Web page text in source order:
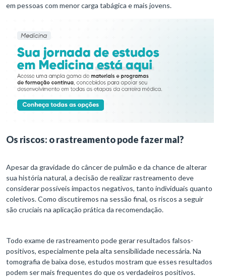
em pessoas com menor carga tabágica e mais jovens.
Os riscos: o rastreamento pode fazer mal?
Apesar da gravidade do câncer de pulmão e da chance de alterar
sua história natural, a decisão de realizar rastreamento deve
considerar possíveis impactos negativos, tanto individuais quanto
coletivos. Como discutiremos na sessão final, os riscos a seguir
são cruciais na aplicação prática da recomendação.
Todo exame de rastreamento pode gerar resultados falsos-
positivos, especialmente pela alta sensibilidade necessária. Na
tomografia de baixa dose, estudos mostram que esses resultados
podem ser mais frequentes do que os verdadeiros positivos.